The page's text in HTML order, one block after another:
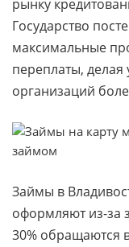
рынку
Государство
максимальные
переплаты,
организаций
Займы в
оформляют из-за
30% обращаются